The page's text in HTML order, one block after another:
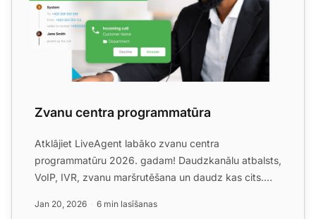
Zvanu centra programmatūra
Atklājiet LiveAgent labāko zvanu centra
programmatūru 2026. gadam! Daudzkanālu atbalsts,
VoIP, IVR, zvanu maršrutēšana un daudz kas cits.
Jan 20, 2026 6 min lasīšanas